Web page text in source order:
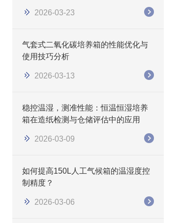
2026-03-23
气套式二氧化碳培养箱的性能优化与
使用技巧分析
2026-03-13
稳控温湿，测准性能：恒温恒湿培养
箱在造纸检测与仓储评估中的应用
2026-03-09
如何提高150L人工气候箱的温湿度控
制精度？
2026-03-06